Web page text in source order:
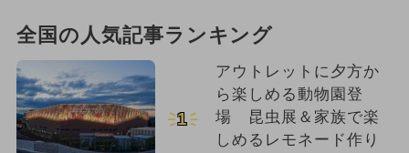
全国の人気記事ランキング
1
アウトレットに夕方か
ら楽しめる動物園登
場 昆虫展＆家族で楽
しめるレモネード作り